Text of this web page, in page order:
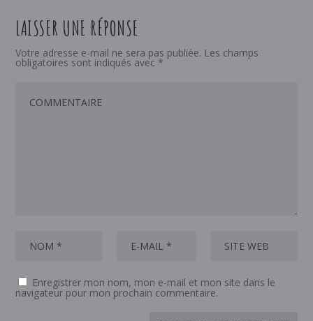
LAISSER UNE RÉPONSE
Votre adresse e-mail ne sera pas publiée. Les champs
obligatoires sont indiqués avec *
Enregistrer mon nom, mon e-mail et mon site dans le
navigateur pour mon prochain commentaire.